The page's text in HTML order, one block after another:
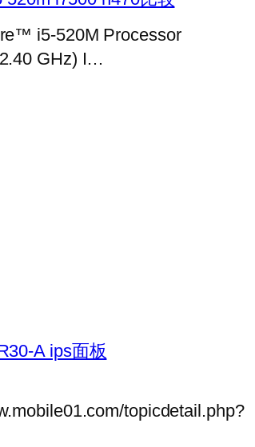
i5-520M Processor
GHz) I…
A ips面板
topicdetail.php?